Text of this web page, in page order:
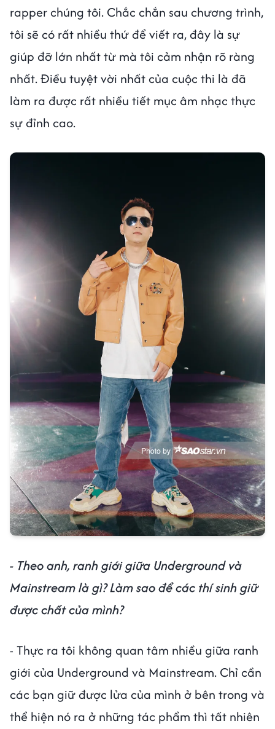
rapper chúng tôi. Chắc chắn sau chương trình,
tôi sẽ có rất nhiều thứ để viết ra, đây là sự
giúp đỡ lớn nhất từ mà tôi cảm nhận rõ ràng
nhất. Điều tuyệt vời nhất của cuộc thi là đã
làm ra được rất nhiều tiết mục âm nhạc thực
sự đỉnh cao.
- Theo anh, ranh giới giữa Underground và
Mainstream là gì? Làm sao để các thí sinh giữ
được chất của mình?
- Thực ra tôi không quan tâm nhiều giữa ranh
giới của Underground và Mainstream. Chỉ cần
các bạn giữ được lửa của mình ở bên trong và
thể hiện nó ra ở những tác phẩm thì tất nhiên